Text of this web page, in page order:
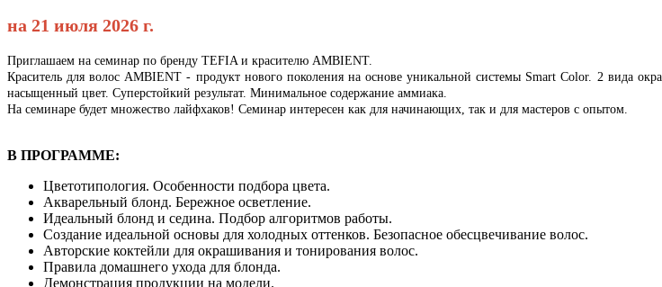
на 21 июля 2026 г.
Приглашаем на семинар по бренду TEFIA и красителю AMBIENT.
Краситель для волос AMBIENT - продукт нового поколения на основе уникальной системы Smart Color. 2 вида
насыщенный цвет. Суперстойкий результат. Минимальное содержание аммиака.
На семинаре будет множество лайфхаков! Семинар интересен как для начинающих, так и для мастеров с опытом.
В ПРОГРАММЕ:
Цветотипология. Особенности подбора цвета.
Акварельный блонд. Бережное осветление.
Идеальный блонд и седина. Подбор алгоритмов работы.
Создание идеальной основы для холодных оттенков. Безопасное обесцвечивание волос.
Авторские коктейли для окрашивания и тонирования волос.
Правила домашнего ухода для блонда.
Демонстрация продукции на модели.